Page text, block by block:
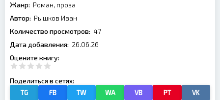
Жанр: Роман, проза
Автор: Рышков Иван
Количество просмотров: 47
Дата добавления: 26.06.26
Оцените книгу:
Поделиться в сетях:
TG FB TW WA VB PT VK